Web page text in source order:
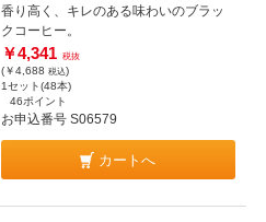
香り高く、キレのある味わいのブラッ
クコーヒー。
￥4,341 税抜
(￥4,688 税込)
1セット(48本)
46ポイント
お申込番号 S06579
カートへ